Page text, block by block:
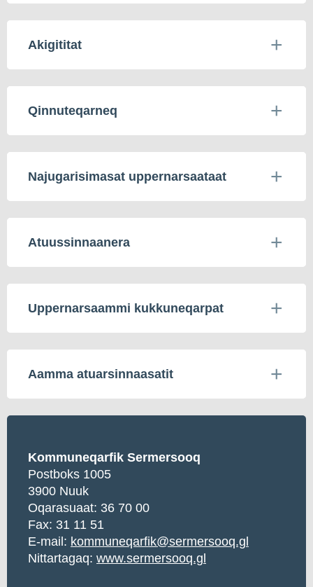
Akigititat
Qinnuteqarneq
Najugarisimasat uppernarsaataat
Atuussinnaanera
Uppernarsaammi kukkuneqarpat
Aamma atuarsinnaasatit
Kommuneqarfik Sermersooq
Postboks 1005
3900 Nuuk
Oqarasuaat: 36 70 00
Fax: 31 11 51
E-mail: kommuneqarfik@sermersooq.gl
Nittartagaq: www.sermersooq.gl